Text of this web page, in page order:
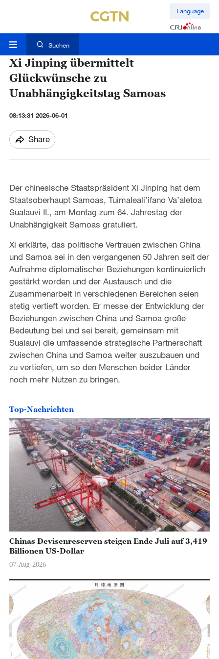
Language
Suchen
Xi Jinping übermittelt
Glückwünsche zu
Unabhängigkeitstag Samoas
08:13:31 2026-06-01
Share
Der chinesische Staatspräsident Xi Jinping hat dem
Staatsoberhaupt Samoas, Tuimaleali’ifano Va’aletoa
Sualauvi II., am Montag zum 64. Jahrestag der
Unabhängigkeit Samoas gratuliert.
Xi erklärte, das politische Vertrauen zwischen China
und Samoa sei in den vergangenen 50 Jahren seit der
Aufnahme diplomatischer Beziehungen kontinuierlich
gestärkt worden und der Austausch und die
Zusammenarbeit in verschiedenen Bereichen seien
stetig vertieft worden. Er messe der Entwicklung der
Beziehungen zwischen China und Samoa große
Bedeutung bei und sei bereit, gemeinsam mit
Sualauvi die umfassende strategische Partnerschaft
zwischen China und Samoa weiter auszubauen und
zu vertiefen, um so den Menschen beider Länder
noch mehr Nutzen zu bringen.
Top-Nachrichten
Chinas Devisenreserven steigen Ende Juli auf 3,419
Billionen US-Dollar
07-Aug-2026